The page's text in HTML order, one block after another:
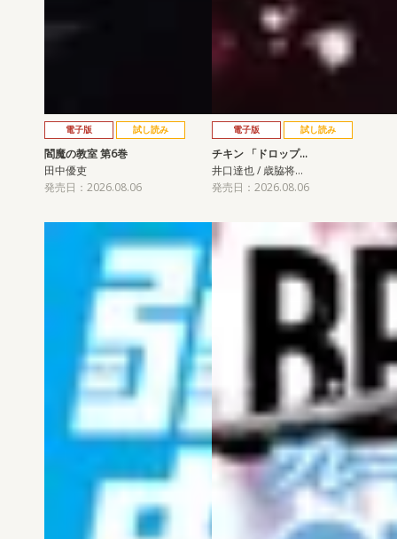
電子版 試し読み
閻魔の教室 第6巻
田中優吏
発売日：2026.08.06
電子版 試し読み
チキン 「ドロップ…
井口達也 / 歳脇将…
発売日：2026.08.06